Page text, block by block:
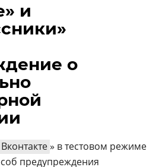
и
о
Вконтакте» в тестовом режиме
предупреждения